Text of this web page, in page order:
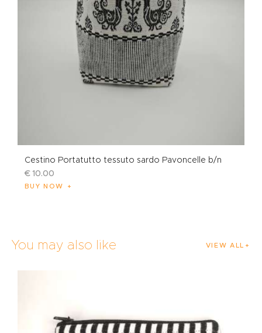
Cestino Portatutto tessuto sardo Pavoncelle b/n
€ 10.00
BUY NOW
You may also like VIEW ALL